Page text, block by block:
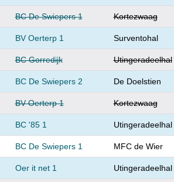
BC De Swiepers 1 Kortezwaag
BV Oerterp 1 Surventohal
BC Gorredijk Utingeradeelhal
BC De Swiepers 2 De Doelstien
BV Oerterp 1 Kortezwaag
BC '85 1 Utingeradeelhal
BC De Swiepers 1 MFC de Wier
Oer it net 1 Utingeradeelhal